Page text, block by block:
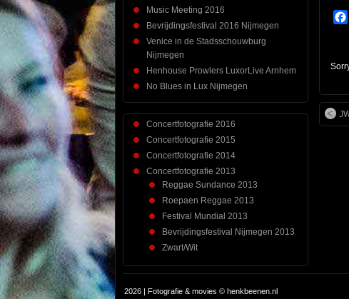
Music Meeting 2016
Bevrijdingsfestival 2016 Nijmegen
Venice in de Stadsschouwburg
Nijmegen
Henhouse Prowlers LuxorLive Arnhem
No Blues in Lux Nijmegen
Concertfotografie 2016
Concertfotografie 2015
Concertfotografie 2014
Concertfotografie 2013
Reggae Sundance 2013
Roepaen Reggae 2013
Festival Mundial 2013
Bevrijdingsfestival Nijmegen 2013
Zwart/Wit
2026 | Fotografie & movies © henkbeenen.nl